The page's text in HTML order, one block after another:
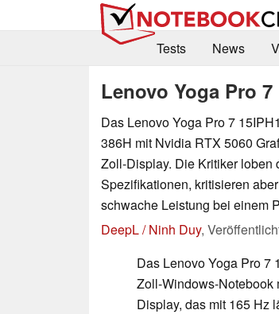
Tests
News
Lenovo Yoga Pro 7
Das Lenovo Yoga Pro 7
386H mit Nvidia RTX 5060
Zoll-Display. Die Kritiker loben
Spezifikationen, kritisieren
schwache Leistung bei einem
DeepL / Ninh Duy,
Das Lenovo Yoga Pro 7
Zoll-Windows-Notebook
Display, das mit 165 Hz